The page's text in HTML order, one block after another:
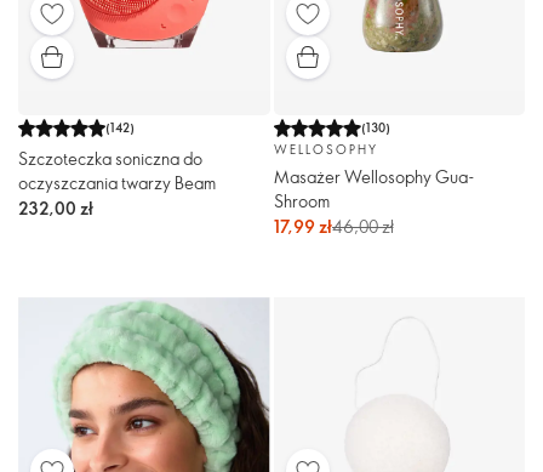
(142)
Szczoteczka soniczna do
oczyszczania twarzy Beam
232,00 zł
(130)
WELLOSOPHY
Masażer Wellosophy Gua-
Shroom
17,99 zł46,00 zł